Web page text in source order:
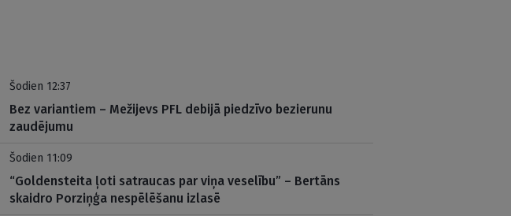
Šodien 12:37
Bez variantiem – Mežijevs PFL debijā piedzīvo bezierunu
zaudējumu
Šodien 11:09
“Goldensteita ļoti satraucas par viņa veselību” – Bertāns
skaidro Porziņģa nespēlēšanu izlasē